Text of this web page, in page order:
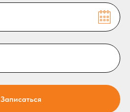
Записаться